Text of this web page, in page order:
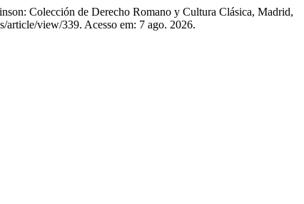
Colección de Derecho Romano y Cultura Clásica, Madrid,
article/view/339. Acesso em: 7 ago. 2026.